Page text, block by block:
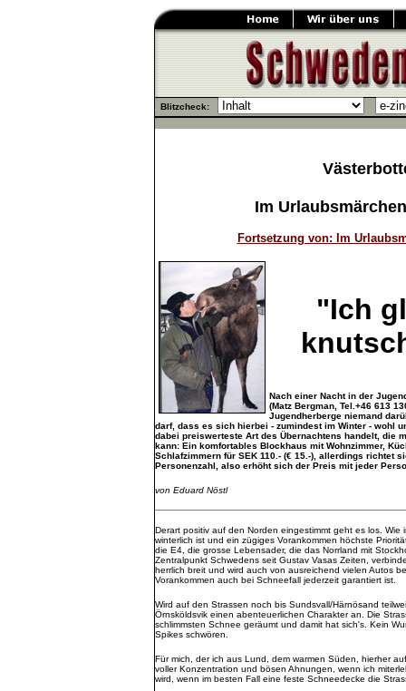
Blitzcheck:
Im
Fortsetzung von: Im
"Ich
Nach einer Nacht in der
(Matz Bergman, Tel.+46 613
Jugendherberge niemand
darf, dass es sich hierbei - zumindest im Winter - wohl
dabei preiswerteste Art des Übernachtens handelt, die
kann: Ein komfortables Blockhaus mit Wohnzimmer,
Schlafzimmern für SEK 110.- (€ 15.-), allerdings richtet
Personenzahl, also erhöht sich der Preis mit jeder
von Eduard Nöstl
Derart positiv auf den Norden eingestimmt geht es los. Wie
winterlich ist und ein zügiges Vorankommen höchste
die E4, die grosse Lebensader, die das Norrland mit
Zentralpunkt Schwedens seit Gustav Vasas Zeiten,
herrlich breit und wird auch von ausreichend vielen Autos
Vorankommen auch bei Schneefall jederzeit garantiert ist.
Wird auf den Strassen noch bis Sundsvall/Härnösand
Örnsköldsvik einen abenteuerlichen Charakter an. Die
schlimmsten Schnee geräumt und damit hat sich's. Kein
Spikes schwören.
Für mich, der ich aus Lund, dem warmen Süden, hierher
voller Konzentration und bösen Ahnungen, wenn ich
wird, wenn im besten Fall eine feste Schneedecke die